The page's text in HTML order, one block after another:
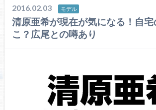
2016.02.03 モデル
清原亜希が現在が気になる！自
こ？広尾との噂あり